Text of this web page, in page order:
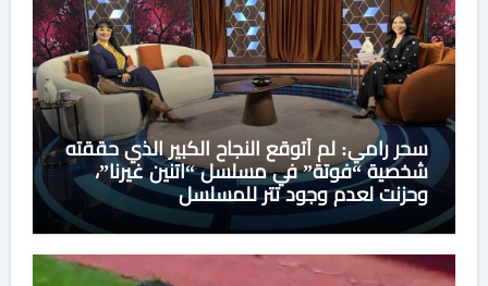
سحر رامي: لم أتوقع النجاح الكبير الذي حققته
شخصية “فوتة” في مسلسل “اتنين غيرنا”،
وحزنت لعدم وجود تتر للمسلسل